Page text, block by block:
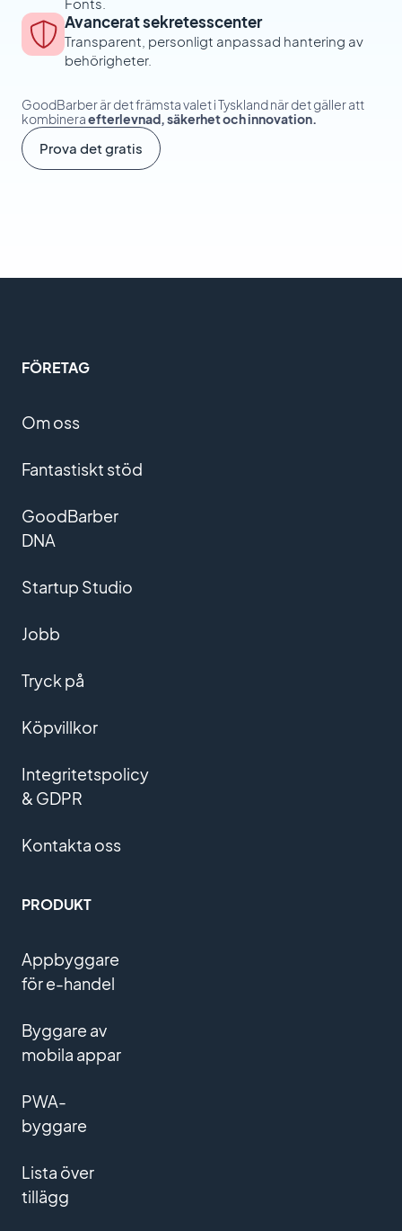
Avancerat sekretesscenter
Transparent, personligt anpassad hantering av
behörigheter.
GoodBarber är det främsta valet i Tyskland när det gäller att
kombineraefterlevnad, säkerhet och innovation.
Prova det gratis
FÖRETAG
Om oss
Fantastiskt stöd
GoodBarber
DNA
Startup Studio
Jobb
Tryck på
Köpvillkor
Integritetspolicy
& GDPR
Kontakta oss
PRODUKT
Appbyggare
för e-handel
Byggare av
mobila appar
PWA-
byggare
Lista över
tillägg